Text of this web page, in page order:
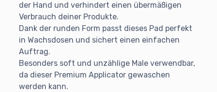
der Hand und verhindert einen übermäßigen
Verbrauch deiner Produkte.
Dank der runden Form passt dieses Pad perfekt
in Wachsdosen und sichert einen einfachen
Auftrag.
Besonders soft und unzählige Male verwendbar,
da dieser Premium Applicator gewaschen
werden kann.